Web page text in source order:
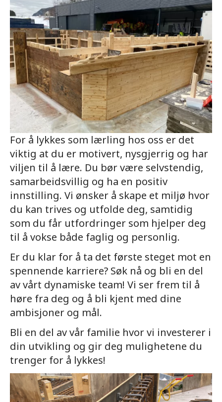
For å lykkes som lærling hos oss er det
viktig at du er motivert, nysgjerrig og har
viljen til å lære. Du bør være selvstendig,
samarbeidsvillig og ha en positiv
innstilling. Vi ønsker å skape et miljø hvor
du kan trives og utfolde deg, samtidig
som du får utfordringer som hjelper deg
til å vokse både faglig og personlig.
Er du klar for å ta det første steget mot en
spennende karriere? Søk nå og bli en del
av vårt dynamiske team! Vi ser frem til å
høre fra deg og å bli kjent med dine
ambisjoner og mål.
Bli en del av vår familie hvor vi investerer i
din utvikling og gir deg mulighetene du
trenger for å lykkes!